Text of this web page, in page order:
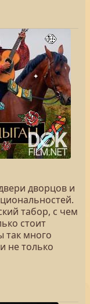
дворцов и
табор, с чем
стоит
так много
не только